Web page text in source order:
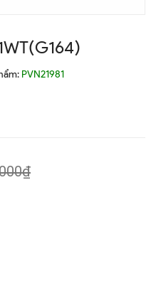
PVN21981